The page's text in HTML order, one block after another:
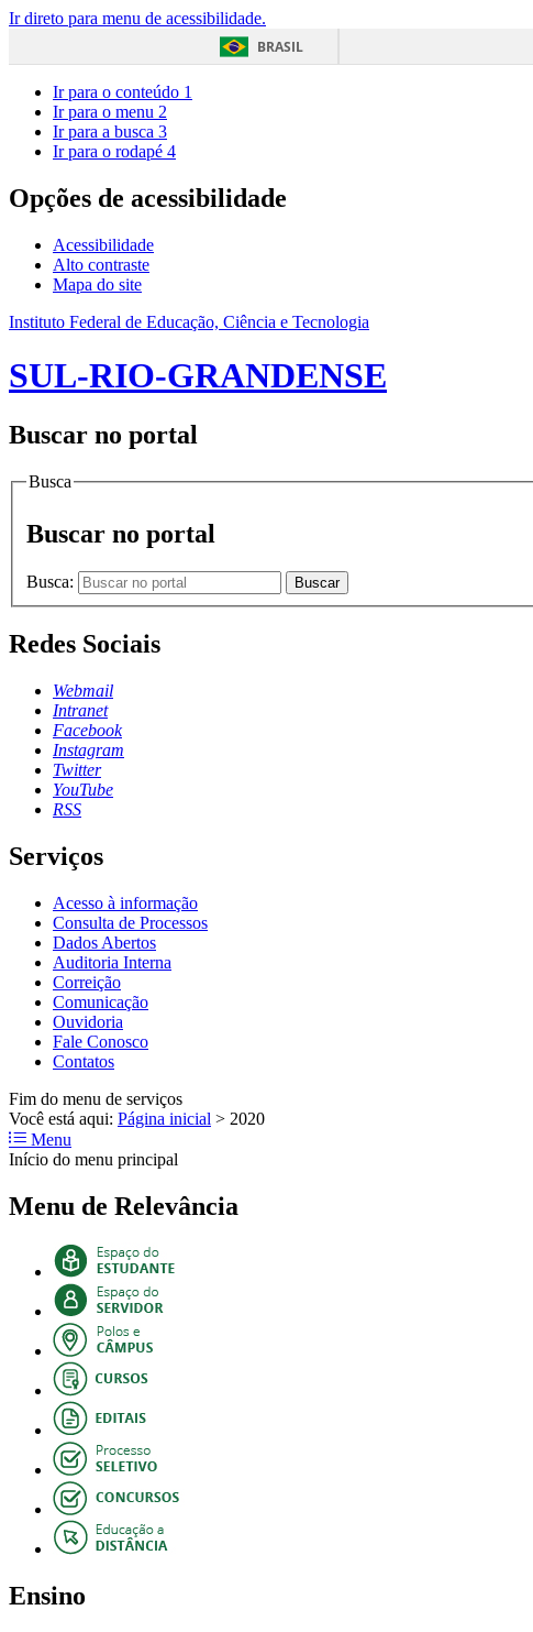
Ir direto para menu de acessibilidade.
BRASIL
Ir para o conteúdo 1
Ir para o menu 2
Ir para a busca 3
Ir para o rodapé 4
Opções de acessibilidade
Acessibilidade
Alto contraste
Mapa do site
Instituto Federal de Educação, Ciência e Tecnologia
SUL-RIO-GRANDENSE
Buscar no portal
Busca
Buscar no portal
Busca: Buscar
Redes Sociais
Webmail
Intranet
Facebook
Instagram
Twitter
YouTube
RSS
Serviços
Acesso à informação
Consulta de Processos
Dados Abertos
Auditoria Interna
Correição
Comunicação
Ouvidoria
Fale Conosco
Contatos
Fim do menu de serviços
Você está aqui: Página inicial > 2020
Menu
Início do menu principal
Menu de Relevância
Ensino